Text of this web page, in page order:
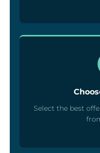
Select the best